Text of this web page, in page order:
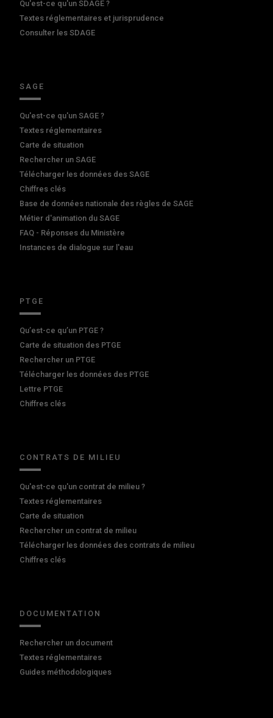
Qu'est-ce qu'un SDAGE ?
Textes réglementaires et jurisprudence
Consulter les SDAGE
SAGE
Qu'est-ce qu'un SAGE ?
Textes réglementaires
Carte de situation
Rechercher un SAGE
Télécharger les données des SAGE
Chiffres clés
Base de données nationale des règles de SAGE
Métier d'animation du SAGE
FAQ - Réponses du Ministère
Instances de dialogue sur l'eau
PTGE
Qu’est-ce qu’un PTGE ?
Carte de situation des PTGE
Rechercher un PTGE
Télécharger les données des PTGE
Lettre PTGE
Chiffres clés
CONTRATS DE MILIEU
Qu'est-ce qu'un contrat de milieu ?
Textes réglementaires
Carte de situation
Rechercher un contrat de milieu
Télécharger les données des contrats de milieu
Chiffres clés
DOCUMENTATION
Rechercher un document
Textes réglementaires
Guides méthodologiques